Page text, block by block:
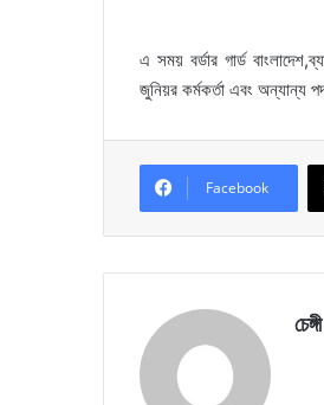
এ সময় বর্ডার গার্ড
জুনিয়র কর্মকর্তা এবং অন্যান্য
Facebook